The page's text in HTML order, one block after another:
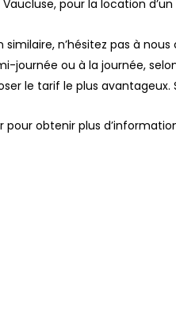
Vaucluse, pour la location
similaire, n’hésitez pas à
journée ou à la journée,
le tarif le plus
pour obtenir plus